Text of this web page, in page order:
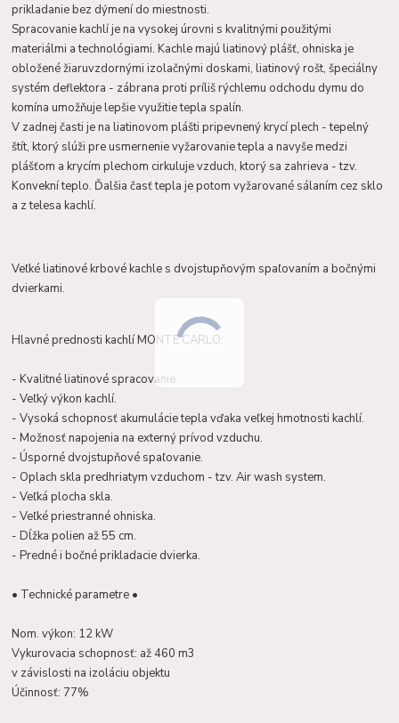
prikladanie bez dýmení do miestnosti.
Spracovanie kachlí je na vysokej úrovni s kvalitnými použitými
materiálmi a technológiami. Kachle majú liatinový plášť, ohniska je
obložené žiaruvzdornými izolačnými doskami, liatinový rošt, špeciálny
systém deflektora - zábrana proti príliš rýchlemu odchodu dymu do
komína umožňuje lepšie využitie tepla spalín.
V zadnej časti je na liatinovom plášti pripevnený krycí plech - tepelný
štít, ktorý slúži pre usmernenie vyžarovanie tepla a navyše medzi
plášťom a krycím plechom cirkuluje vzduch, ktorý sa zahrieva - tzv.
Konvekní teplo. Ďalšia časť tepla je potom vyžarované sálaním cez sklo
a z telesa kachlí.
Veľké liatinové krbové kachle s dvojstupňovým spaľovaním a bočnými
dvierkami.
Hlavné prednosti kachlí MONTE CARLO:
- Kvalitné liatinové spracovanie.
- Veľký výkon kachlí.
- Vysoká schopnosť akumulácie tepla vďaka veľkej hmotnosti kachlí.
- Možnosť napojenia na externý prívod vzduchu.
- Úsporné dvojstupňové spaľovanie.
- Oplach skla predhriatym vzduchom - tzv. Air wash system.
- Veľká plocha skla.
- Veľké priestranné ohniska.
- Dĺžka polien až 55 cm.
- Predné i bočné prikladacie dvierka.
• Technické parametre •
Nom.výkon: 12 kW
Vykurovacia schopnosť: až 460 m3
v závislosti na izoláciu objektu
Účinnosť: 77%